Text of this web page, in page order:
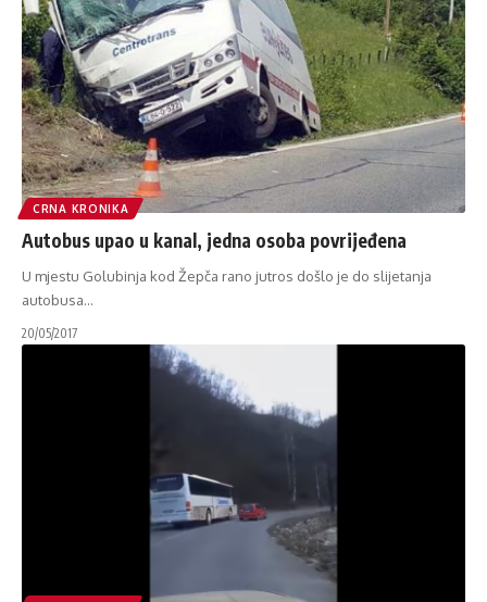
CRNA KRONIKA
Autobus upao u kanal, jedna osoba povrijeđena
U mjestu Golubinja kod Žepča rano jutros došlo je do slijetanja
autobusa…
20/05/2017